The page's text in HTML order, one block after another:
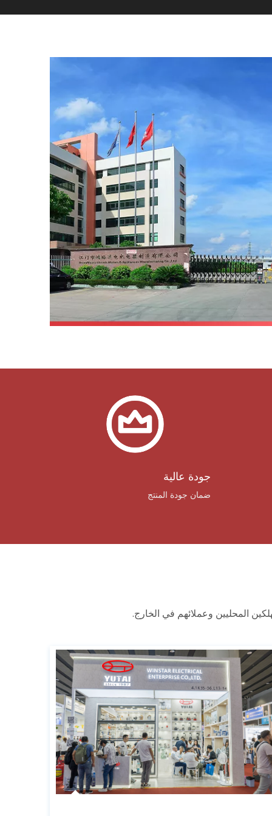
جودة عالية
ضمان جودة المنتج
المحليين وعملائهم في الخارج.